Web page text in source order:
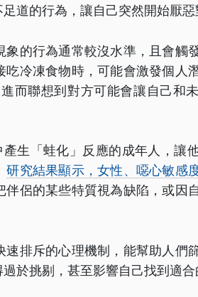
道的行為，讓自己突然開始厭惡
的行為通常較沒水準，且會觸
冷凍食物時，可能會激發個人
而聯想到對方可能會讓自己和
生「蛙化」反應的成年人，讓
研究結果顯示，女性、噁心敏感
伴侶的某些特質視為缺陷，或因
排斥的心理機制，能幫助人們
於挑剔，甚至影響自己找到適合